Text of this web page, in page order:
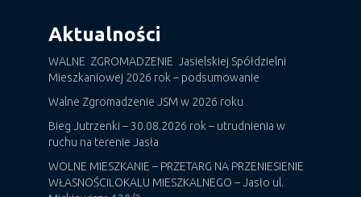
Aktualności
WALNE ZGROMADZENIE Jasielskiej Spółdzielni
Mieszkaniowej 2026 rok – podsumowanie
Walne Zgromadzenie JSM w 2026 roku
Bieg Jutrzenki – 30.08.2026 rok – utrudnienia w
ruchu na terenie Jasła
WOLNE MIESZKANIE – PRZETARG NA PRZENIESIENIE
WŁASNOŚCILOKALU MIESZKALNEGO – Jasło ul.